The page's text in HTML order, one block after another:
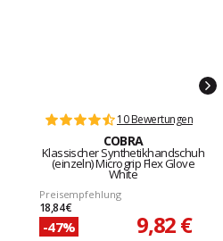
10 Bewertungen
COBRA
Klassischer Synthetikhandschuh
(einzeln) Microgrip Flex Glove
White
Preisempfehlung
18,84 €
-47% 9,82 €